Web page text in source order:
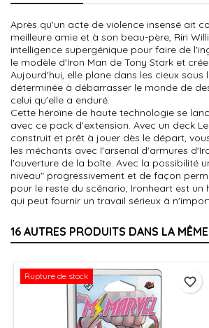
Après qu'un acte de violence insensé ait
meilleure amie et à son beau-père, Riri
intelligence supergénique pour faire de
le modèle d'Iron Man de Tony Stark et
Aujourd'hui, elle plane dans les cieux sous
déterminée à débarrasser le monde de
celui qu'elle a enduré.
Cette héroïne de haute technologie se
avec ce pack d'extension. Avec un deck
construit et prêt à jouer dès le départ,
les méchants avec l'arsenal d'armures
l'ouverture de la boîte. Avec la possibilité
niveau" progressivement et de façon
pour le reste du scénario, Ironheart est un
qui peut fournir un travail sérieux à
16 AUTRES PRODUITS DANS LA
Rupture de stock favorite_border